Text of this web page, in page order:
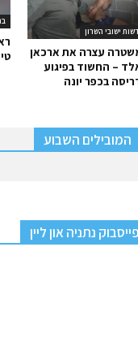
ישובי השרון
עצרה את ארכאן
– החשוד בפיגוע
בכפר יונה
המובילים השבוע
פייסבוק נתניה און ליין